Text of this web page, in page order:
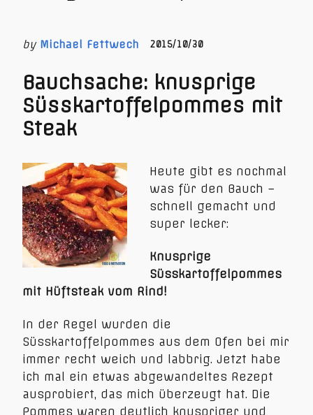
by Michael Fettwech 2015/10/30
Bauchsache: knusprige
Süsskartoffelpommes mit
Steak
Heute gibt es nochmal
was für den Bauch –
schnell gemacht und
super lecker:
Knusprige
Süsskartoffelpommes
mit Hüftsteak vom Rind!
In der Regel wurden die
Süsskartoffelpommes aus dem Ofen bei mir
immer recht weich und labbrig. Jetzt habe
ich mal ein etwas abgewandeltes Rezept
ausprobiert, das mich überzeugt hat. Die
Pommes waren deutlich knuspriger und